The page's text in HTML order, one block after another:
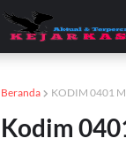
Beranda KODIM 0401
Kodim